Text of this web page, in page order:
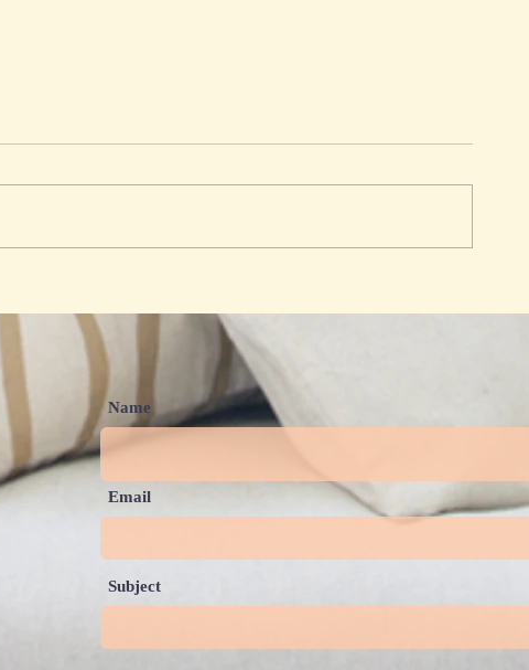
Ajak Orang Tua Lebih Cerdas
Mendampingi Anak di Dunia
Name
Email
Subject